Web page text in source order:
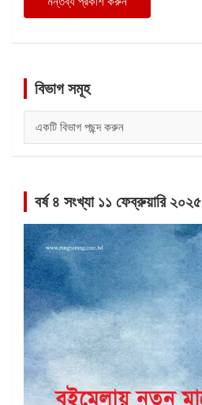
বিভাগ সমূহ
সমূহ
বর্ষ ৪ সংখ্যা ১১ ফেব্রুয়ারি ২০২৫